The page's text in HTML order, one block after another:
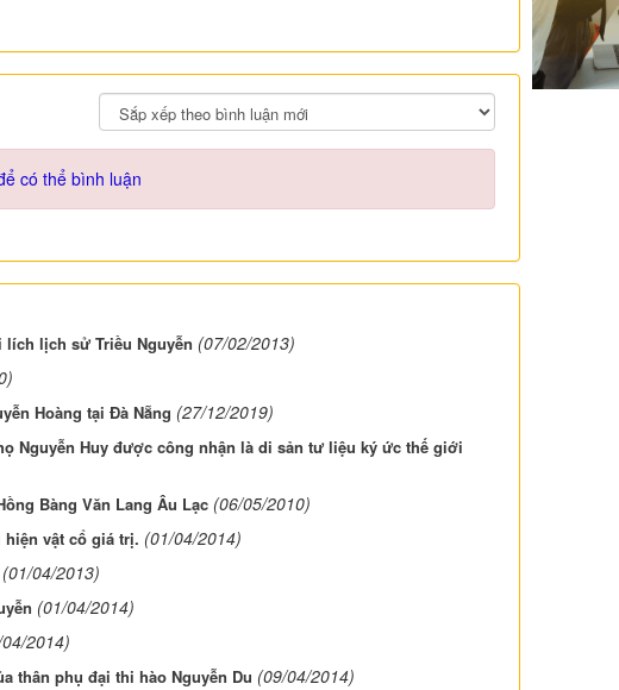
có thể bình luận
lịch sử Triều Nguyễn (07/02/2013)
Hoàng tại Đà Nẵng (27/12/2019)
Nguyễn Huy được công nhận là di sản tư liệu ký ức thế giới
Bàng Văn Lang Âu Lạc (06/05/2010)
hiện vật cổ giá trị. (01/04/2014)
(01/04/2013)
(01/04/2014)
2014)
thân phụ đại thi hào Nguyễn Du (09/04/2014)